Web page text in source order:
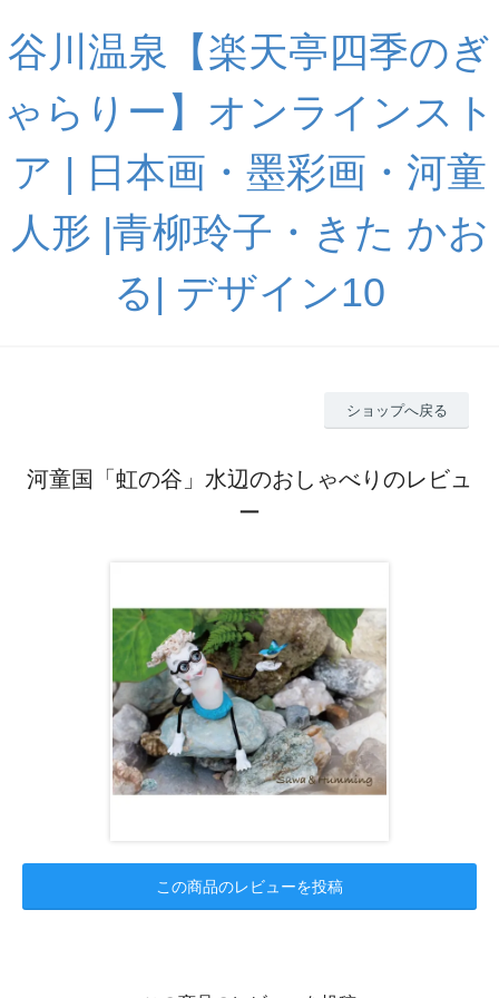
谷川温泉【楽天亭四季のぎ
ゃらりー】オンラインスト
ア | 日本画・墨彩画・河童
人形 |青柳玲子・きた かお
る| デザイン10
ショップへ戻る
河童国「虹の谷」水辺のおしゃべりのレビュ
ー
この商品のレビューを投稿